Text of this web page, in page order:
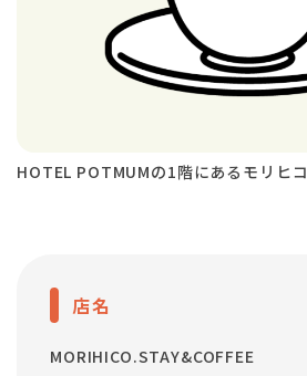
HOTEL POTMUMの1階にあるモリヒコ
店名
MORIHICO.STAY&COFFEE